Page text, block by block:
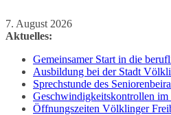
Zum
Inhalt
7. August 2026
Aktuelles:
Gemeinsamer Start in die
Ausbildung bei der Stadt
Sprechstunde des
Geschwindigkeitskontrollen
Öffnungszeiten Völklinger